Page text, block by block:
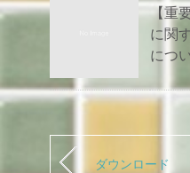
【重
に関
につ
ダウンロード